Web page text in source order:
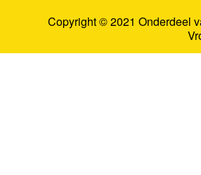
Copyright © 2021 Onderdeel